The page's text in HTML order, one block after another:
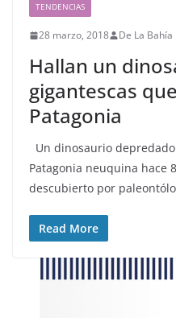
TENDENCIAS
28 marzo, 2018 De La
Hallan un
gigantescas
Patagonia
Un dinosaurio
Patagonia neuquina hace
descubierto por
Read More